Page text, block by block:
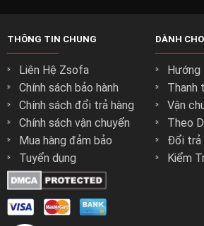
THÔNG TIN CHUNG
Liên Hệ Zsofa
Chính sách bảo hành
Chính sách đổi trả hàng
Chính sách vận chuyển
Mua hàng đảm bảo
Tuyển dụng
DÀNH
Hướng
Thanh
Vận
Theo
Đổi trả
Kiểm